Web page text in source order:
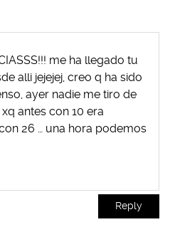
me ha llegado tu
alli jejejej, creo q ha sido
ayer nadie me tiro de
antes con 10 era
26 … una hora podemos
Reply